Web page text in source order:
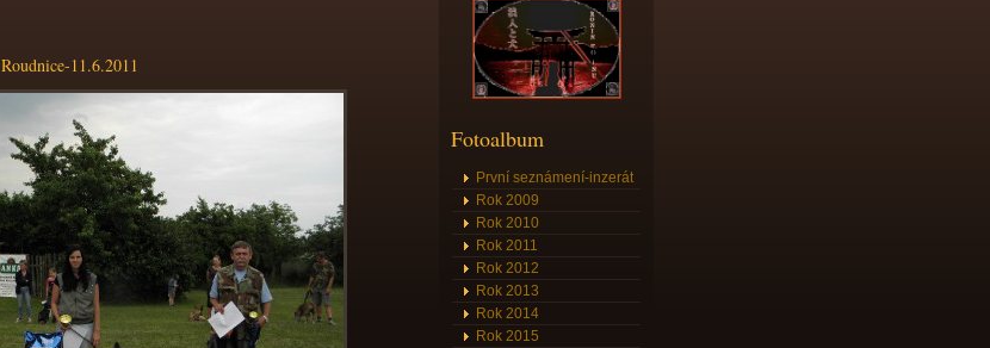
Roudnice-11.6.2011
Fotoalbum
První seznámení-inzerát
Rok 2009
Rok 2010
Rok 2011
Rok 2012
Rok 2013
Rok 2014
Rok 2015